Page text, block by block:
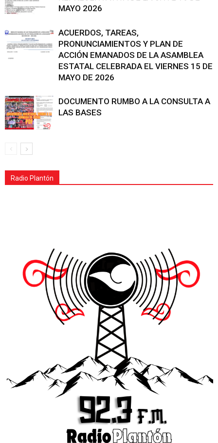
MAYO 2026
ACUERDOS, TAREAS,
PRONUNCIAMIENTOS Y PLAN DE
ACCIÓN EMANADOS DE LA ASAMBLEA
ESTATAL CELEBRADA EL VIERNES 15 DE
MAYO DE 2026
DOCUMENTO RUMBO A LA CONSULTA A
LAS BASES
Radio Plantón